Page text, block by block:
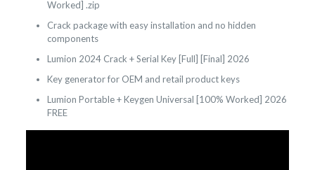
Worked] .zip
Crack package with easy installation and no hidden
components
Lumion 2024 Crack + Serial Key [Full] [Final] 2026
Key generator for OEM and retail product keys
Lumion Portable + Keygen Universal [100% Worked] 2026
FREE